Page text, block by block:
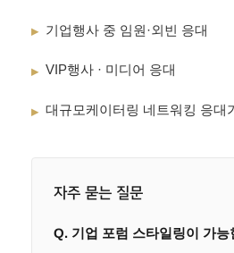
▸ 기업행사 중 임원·외빈 응대
▸ VIP행사 · 미디어 응대
▸ 대규모케이터링 네트워킹 응대
자주 묻는 질문
Q. 기업 포럼 스타일링이 가능